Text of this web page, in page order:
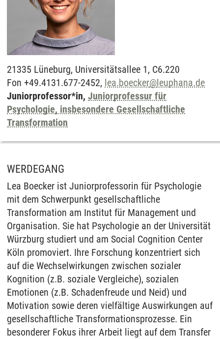
21335 Lüneburg, Universitätsallee 1, C6.220
Fon +49.4131.677-2452, lea.boecker@leuphana.de
Juniorprofessor*in, Juniorprofessur für
Psychologie, insbesondere Gesellschaftliche
Transformation
WERDEGANG
Lea Boecker ist Juniorprofessorin für Psychologie
mit dem Schwerpunkt gesellschaftliche
Transformation am Institut für Management und
Organisation. Sie hat Psychologie an der Universität
Würzburg studiert und am Social Cognition Center
Köln promoviert. Ihre Forschung konzentriert sich
auf die Wechselwirkungen zwischen sozialer
Kognition (z.B. soziale Vergleiche), sozialen
Emotionen (z.B. Schadenfreude und Neid) und
Motivation sowie deren vielfältige Auswirkungen auf
gesellschaftliche Transformationsprozesse. Ein
besonderer Fokus ihrer Arbeit liegt auf dem Transfer